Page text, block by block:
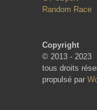
Random Race
Copyright
© 2013 - 2023
tous droits
propulsé par